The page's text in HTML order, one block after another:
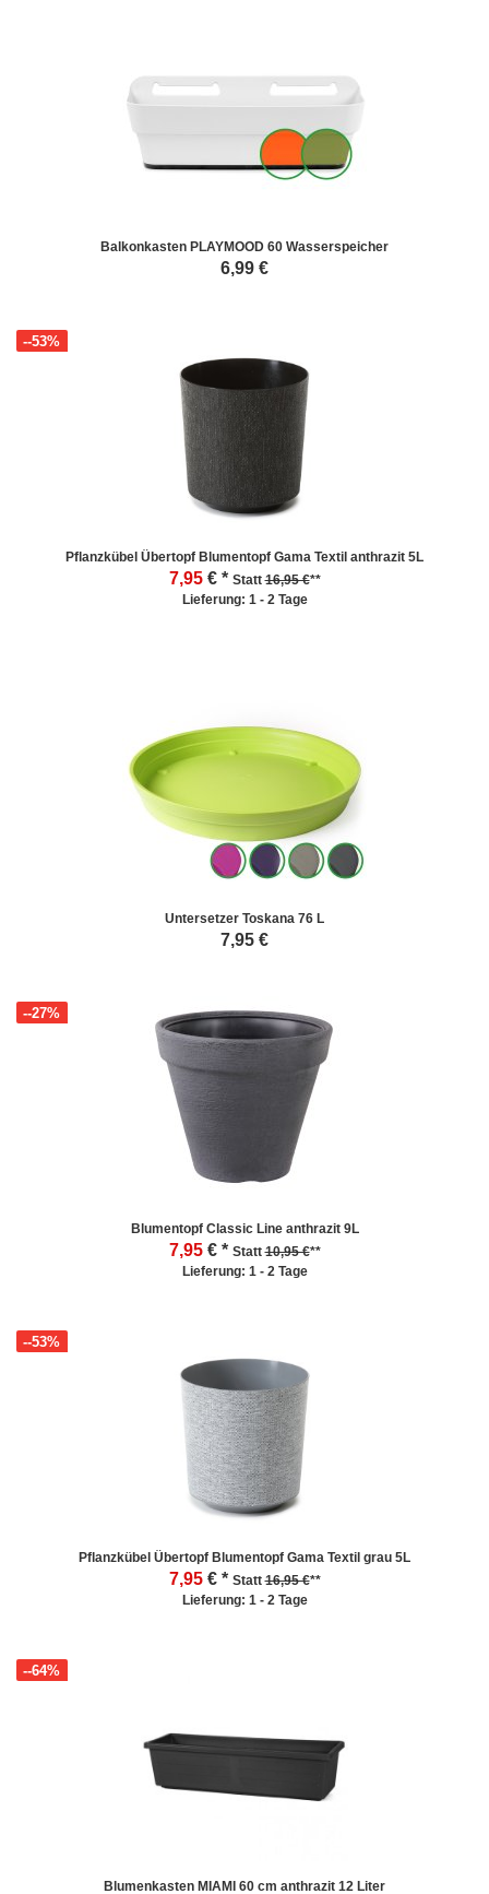
Balkonkasten PLAYMOOD 60 Wasserspeicher
6,99 €
Pflanzkübel Übertopf Blumentopf Gama Textil anthrazit 5L
7,95
--53%
€ * Statt16,95 €**
Lieferung: 1 - 2 Tage
Untersetzer Toskana 76 L
7,95 €
Blumentopf Classic Line anthrazit 9L
7,95
--27%
€ * Statt10,95 €**
Lieferung: 1 - 2 Tage
Pflanzkübel Übertopf Blumentopf Gama Textil grau 5L
7,95
--53%
€ * Statt16,95 €**
Lieferung: 1 - 2 Tage
Blumenkasten MIAMI 60 cm anthrazit 12 Liter
--64%